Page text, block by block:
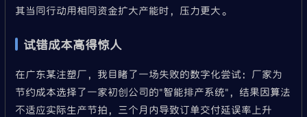
其当同行动用相同资金扩大产能时，压力更大。
试错成本高得惊人
在广东某注塑厂，我目睹了一场失败的数字化尝试：厂家为
节约成本选择了一家初创公司的"智能排产系统"，结果因算法
不适应实际生产节拍，三个月内导致订单交付延误率上升